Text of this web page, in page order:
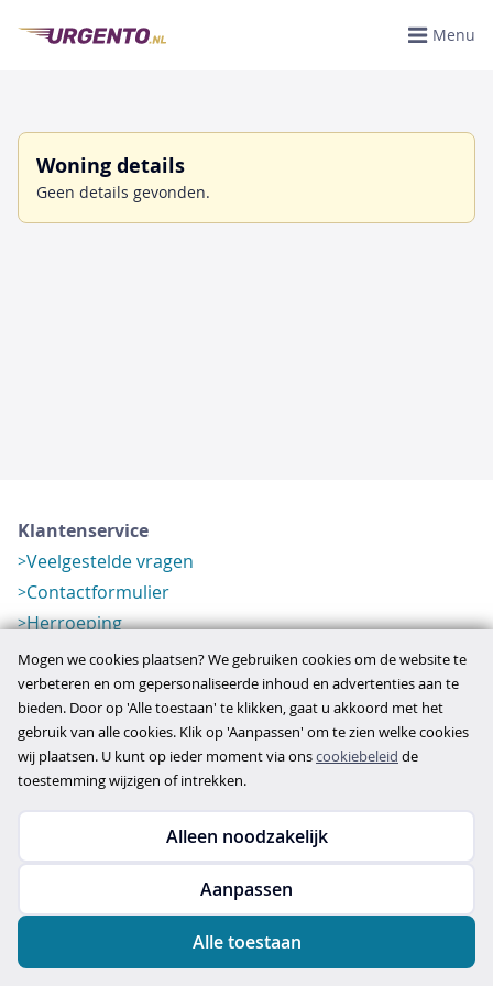
Menu
Woning details
Geen details gevonden.
Klantenservice
Veelgestelde vragen
Contactformulier
Herroeping
Over ons
Bedrijfsgegevens
Werkwijze
Overzichten
Verlopen aanbod
Copyright © 2026
privacy- en cookiebeleid
Mogen we cookies plaatsen? We gebruiken cookies om de website te
verbeteren en om gepersonaliseerde inhoud en advertenties aan te
bieden. Door op 'Alle toestaan' te klikken, gaat u akkoord met het
gebruik van alle cookies. Klik op 'Aanpassen' om te zien welke cookies
wij plaatsen. U kunt op ieder moment via onscookiebeleid de
toestemming wijzigen of intrekken.
Alleen noodzakelijk
Aanpassen
Alle toestaan